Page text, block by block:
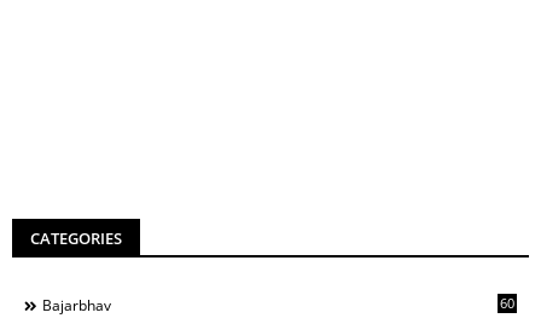
CATEGORIES
Bajarbhav 60